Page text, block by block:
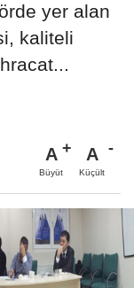
yer alan
kaliteli
A
Büyüt
A
Küçült